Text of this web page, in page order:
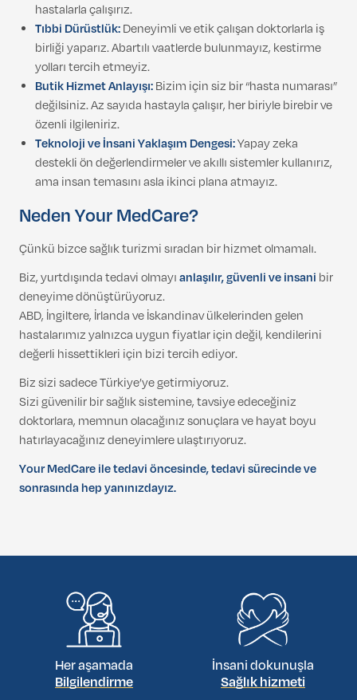
hastalarla çalışırız.
Tıbbi Dürüstlük:Deneyimli ve etik çalışan doktorlarla iş
birliği yaparız. Abartılı vaatlerde bulunmayız, kestirme
yolları tercih etmeyiz.
Butik Hizmet Anlayışı:Bizim için siz bir “hasta numarası”
değilsiniz. Az sayıda hastayla çalışır, her biriyle birebir ve
özenli ilgileniriz.
Teknoloji ve İnsani Yaklaşım Dengesi:Yapay zeka
destekli ön değerlendirmeler ve akıllı sistemler kullanırız,
ama insan temasını asla ikinci plana atmayız.
Neden Your MedCare?
Çünkü bizce sağlık turizmi sıradan bir hizmet olmamalı.
Biz, yurtdışında tedavi olmayıanlaşılır, güvenli ve insani bir
deneyime dönüştürüyoruz.
ABD, İngiltere, İrlanda ve İskandinav ülkelerinden gelen
hastalarımız yalnızca uygun fiyatlar için değil, kendilerini
değerli hissettikleri için bizi tercih ediyor.
Biz sizi sadece Türkiye’ye getirmiyoruz.
Sizi güvenilir bir sağlık sistemine, tavsiye edeceğiniz
doktorlara, memnun olacağınız sonuçlara ve hayat boyu
hatırlayacağınız deneyimlere ulaştırıyoruz.
Your MedCare ile tedavi öncesinde, tedavi sürecinde ve
sonrasında hep yanınızdayız.
Her aşamada
Bilgilendirme
İnsani dokunuşla
Sağlık hizmeti